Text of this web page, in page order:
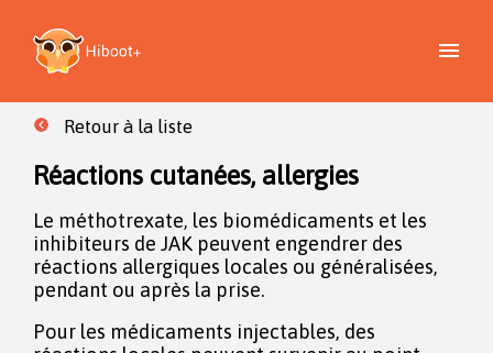
Retour à la liste
Réactions cutanées, allergies
Le méthotrexate, les biomédicaments et les
inhibiteurs de JAK peuvent engendrer des
réactions allergiques locales ou généralisées,
pendant ou après la prise.
Pour les médicaments injectables, des